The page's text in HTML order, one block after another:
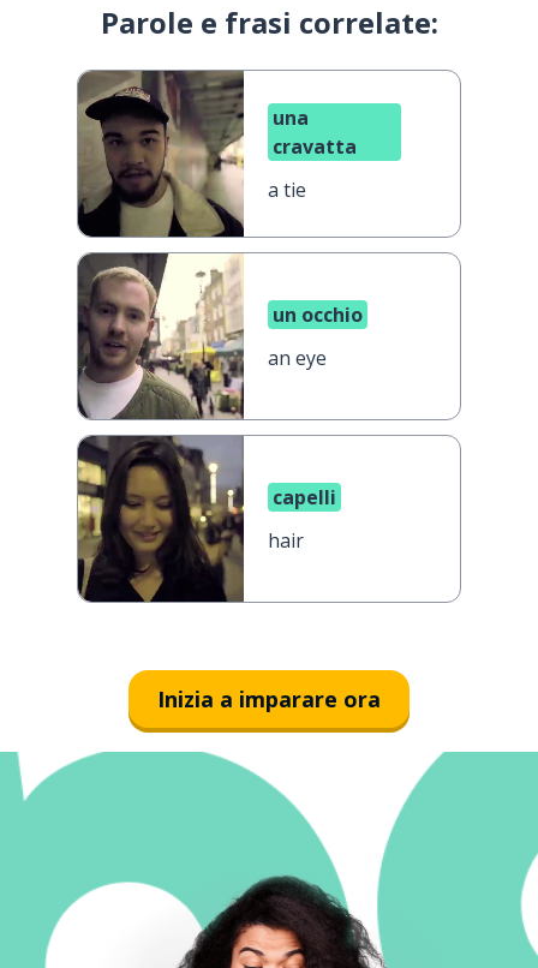
Parole e frasi correlate:
una
cravatta
a tie
un occhio
an eye
capelli
hair
Inizia a imparare ora